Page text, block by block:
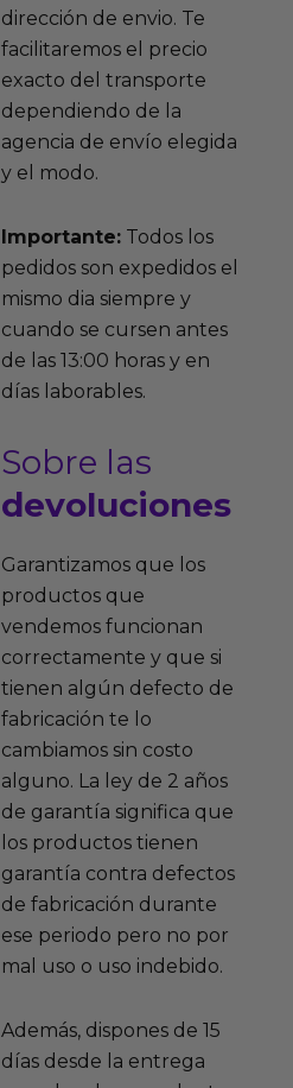
dirección de envio. Te
facilitaremos el precio
exacto del transporte
dependiendo de la
agencia de envío elegida
y el modo.
Importante:Todos los
pedidos son expedidos el
mismo dia siempre y
cuando se cursen antes
de las 13:00 horas y en
días laborables.
Sobre las
devoluciones
Garantizamos que los
productos que
vendemos funcionan
correctamente y que si
tienen algún defecto de
fabricación te lo
cambiamos sin costo
alguno. La ley de 2 años
de garantía significa que
los productos tienen
garantía contra defectos
de fabricación durante
ese periodo pero no por
mal uso o uso indebido.
Además, dispones de 15
días desde la entrega